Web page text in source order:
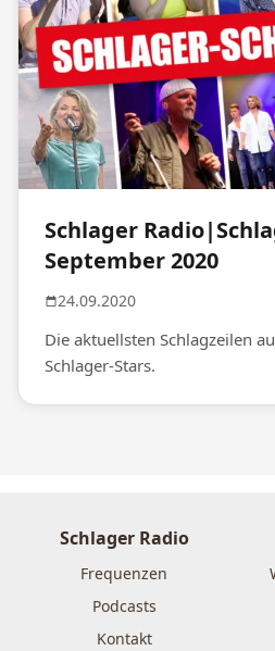
Schlager
September 2020
24.09.2020
Die aktuellsten Schlagzeilen
Schlager-Stars.
Schlager Radio
Frequenzen
Podcasts
Kontakt